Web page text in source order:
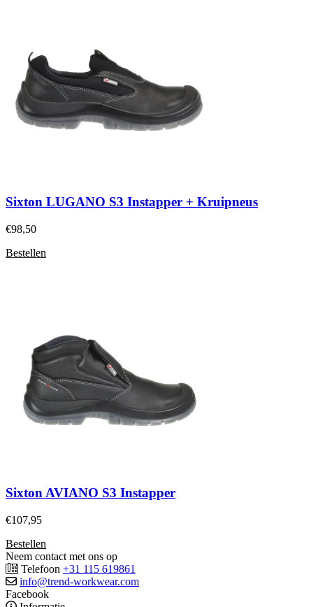
Sixton LUGANO S3 Instapper + Kruipneus
€98,50
Bestellen
Sixton AVIANO S3 Instapper
€107,95
Bestellen
Neem contact met ons op
Telefoon +31 115 619861
info@trend-workwear.com
Facebook